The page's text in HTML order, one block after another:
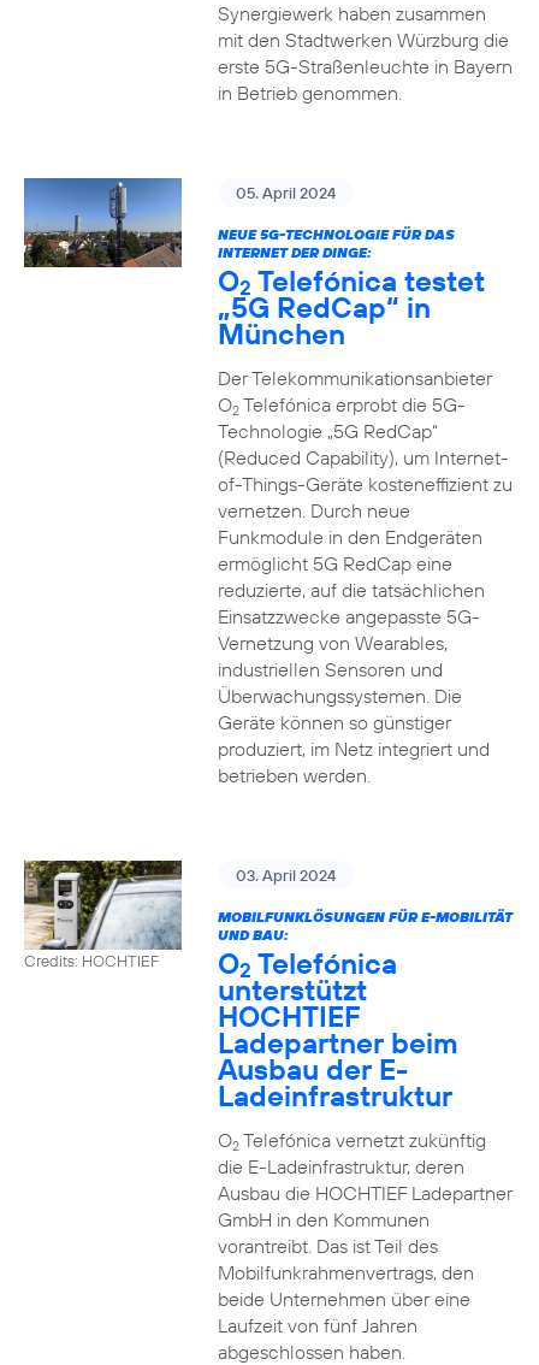
Synergiewerk haben zusammen
mit den Stadtwerken Würzburg die
erste 5G-Straßenleuchte in Bayern
in Betrieb genommen.
05. April 2024
NEUE 5G-TECHNOLOGIE FÜR DAS
INTERNET DER DINGE:
O2 Telefónica testet
„5G RedCap“ in
München
Der Telekommunikationsanbieter
O2Telefónica erprobt die 5G-
Technologie „5G RedCap“
(Reduced Capability), um Internet-
of-Things-Geräte kosteneffizient zu
vernetzen. Durch neue
Funkmodule in den Endgeräten
ermöglicht 5G RedCap eine
reduzierte, auf die tatsächlichen
Einsatzzwecke angepasste 5G-
Vernetzung von Wearables,
industriellen Sensoren und
Überwachungssystemen. Die
Geräte können so günstiger
produziert, im Netz integriert und
betrieben werden.
Credits: HOCHTIEF
03. April 2024
MOBILFUNKLÖSUNGEN FÜR E-MOBILITÄT
UND BAU:
O2 Telefónica
unterstützt
HOCHTIEF
Ladepartner beim
Ausbau der E-
Ladeinfrastruktur
O2Telefónica vernetzt zukünftig
die E-Ladeinfrastruktur, deren
Ausbau die HOCHTIEF Ladepartner
GmbH in den Kommunen
vorantreibt. Das ist Teil des
Mobilfunkrahmenvertrags, den
beide Unternehmen über eine
Laufzeit von fünf Jahren
abgeschlossen haben.